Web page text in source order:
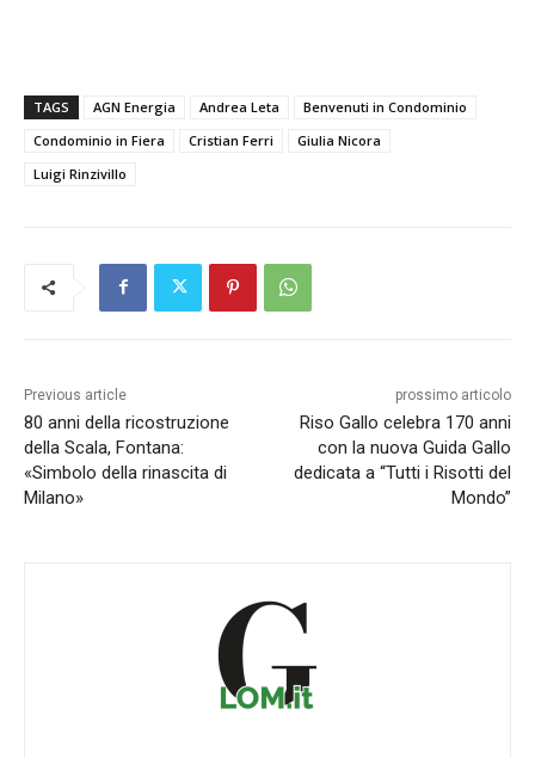
TAGS AGN Energia Andrea Leta
Benvenuti in Condominio
Condominio in Fiera
Cristian Ferri
Giulia Nicora
Luigi Rinzivillo
Previous article
80 anni della ricostruzione
della Scala, Fontana:
«Simbolo della rinascita di
Milano»
prossimo articolo
Riso Gallo celebra 170 anni
con la nuova Guida Gallo
dedicata a “Tutti i Risotti del
Mondo”